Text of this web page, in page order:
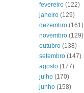
fevereiro (122)
janeiro (129)
dezembro (161)
novembro (129)
outubro (138)
setembro (147)
agosto (177)
julho (170)
junho (158)